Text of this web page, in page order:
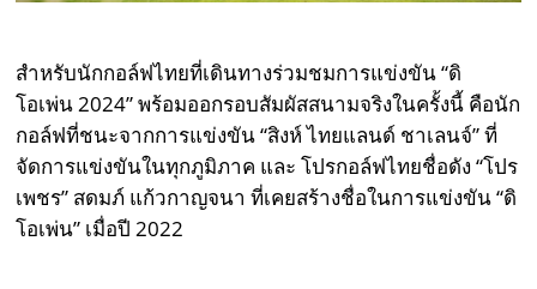
สำหรับนักกอล์ฟไทยที่เดินทางร่วมชมการแข่งขัน “ดิ
โอเพ่น 2024” พร้อมออกรอบสัมผัสสนามจริงในครั้งนี้ คือนัก
กอล์ฟที่ชนะจากการแข่งขัน “สิงห์ ไทยแลนด์ ชาเลนจ์” ที่
จัดการแข่งขันในทุกภูมิภาค และ โปรกอล์ฟไทยชื่อดัง “โปร
เพชร” สดมภ์ แก้วกาญจนา ที่เคยสร้างชื่อในการแข่งขัน “ดิ
โอเพ่น” เมื่อปี 2022